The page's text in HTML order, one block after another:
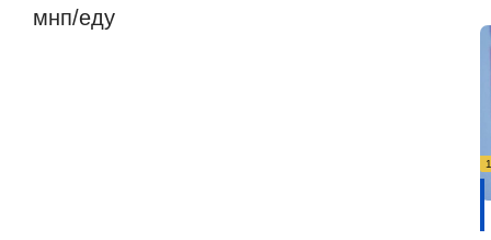
мнп/еду